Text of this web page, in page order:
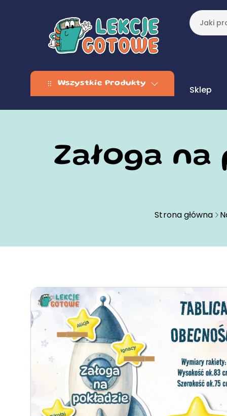
Wszystkie Produkty
Sklep
Załoga
Strona główna